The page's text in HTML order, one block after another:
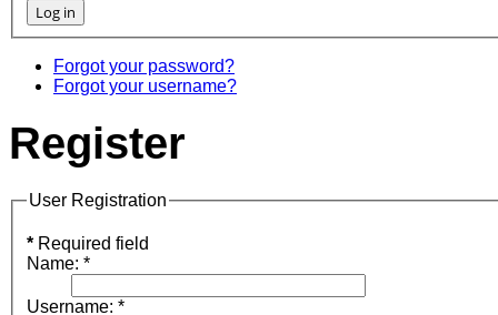
Forgot your password?
Forgot your username?
Register
User Registration
* Required field
Name: *
Username: *